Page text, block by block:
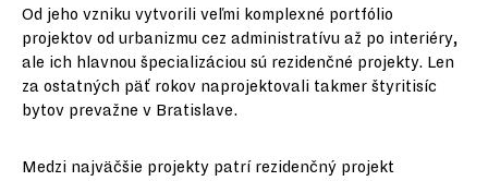
Od jeho vzniku vytvorili veľmi komplexné portfólio
projektov od urbanizmu cez administratívu až po interiéry,
ale ich hlavnou špecializáciou sú rezidenčné projekty. Len
za ostatných päť rokov naprojektovali takmer štyritisíc
bytov prevažne v Bratislave.
Medzi najväčšie projekty patrí rezidenčný projekt